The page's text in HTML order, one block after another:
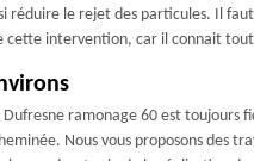
le rejet des particules. Il
intervention, car il connait
ramonage 60 est
Nous vous proposons des